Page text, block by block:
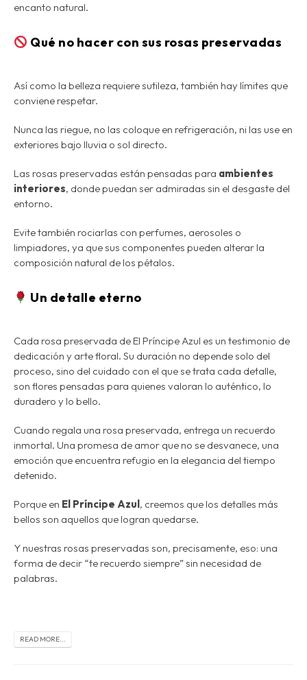
encanto natural.
Qué no hacer con sus rosas preservadas
Así como la belleza requiere sutileza, también hay límites que
conviene respetar.
Nunca las riegue, no las coloque en refrigeración, ni las use en
exteriores bajo lluvia o sol directo.
Las rosas preservadas están pensadas para ambientes
interiores, donde puedan ser admiradas sin el desgaste del
entorno.
Evite también rociarlas con perfumes, aerosoles o
limpiadores, ya que sus componentes pueden alterar la
composición natural de los pétalos.
Un detalle eterno
Cada rosa preservada de El Príncipe Azul es un testimonio de
dedicación y arte floral. Su duración no depende solo del
proceso, sino del cuidado con el que se trata cada detalle,
son flores pensadas para quienes valoran lo auténtico, lo
duradero y lo bello.
Cuando regala una rosa preservada, entrega un recuerdo
inmortal. Una promesa de amor que no se desvanece, una
emoción que encuentra refugio en la elegancia del tiempo
detenido.
Porque en El Príncipe Azul, creemos que los detalles más
bellos son aquellos que logran quedarse.
Y nuestras rosas preservadas son, precisamente, eso: una
forma de decir “te recuerdo siempre” sin necesidad de
palabras.
READ MORE...